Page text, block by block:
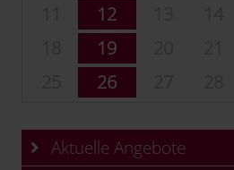
12
19
26
Aktuelle Angebote